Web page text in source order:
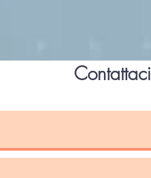
Contattaci